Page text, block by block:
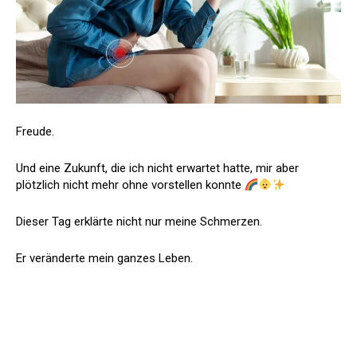
Freude.
Und eine Zukunft, die ich nicht erwartet hatte, mir aber
plötzlich nicht mehr ohne vorstellen konnte
Dieser Tag erklärte nicht nur meine Schmerzen.
Er veränderte mein ganzes Leben.